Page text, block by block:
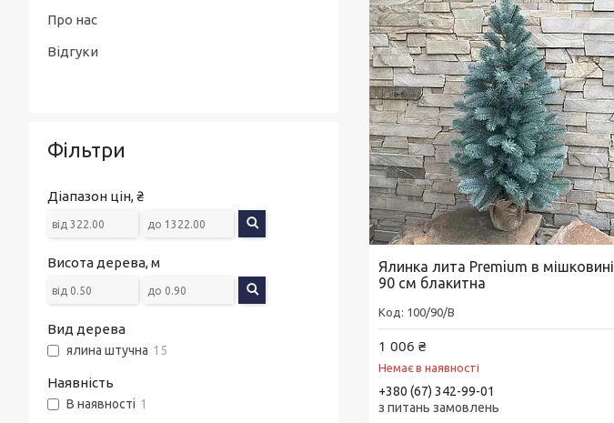
Ялинка лита Premium в мішковині
90 см блакитна
100/90/B
1 006 ₴
Немає в наявності
+380 (67) 342-99-01
з питань замовлень
Про нас
Відгуки
Фільтри
Діапазон цін, ₴
Висота дерева, м
Вид дерева
ялина штучна 15
Наявність
В наявності 1